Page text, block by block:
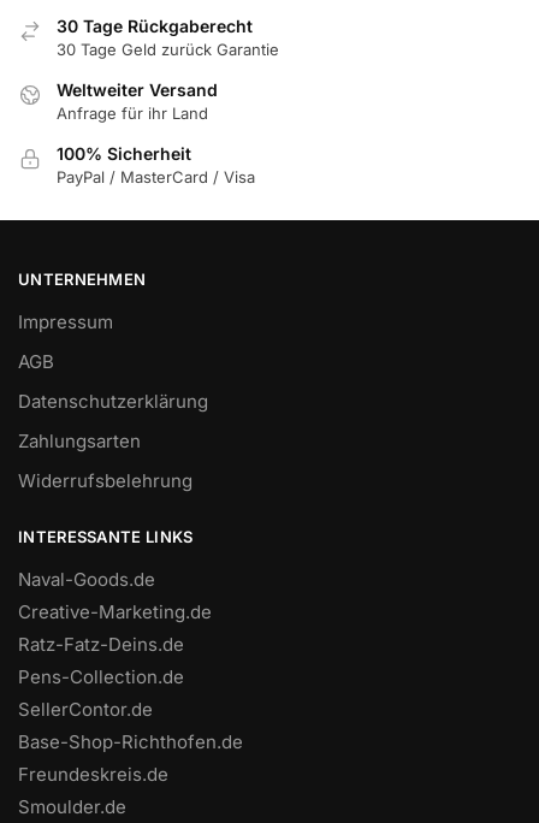
30 Tage Rückgaberecht
30 Tage Geld zurück Garantie
Weltweiter Versand
Anfrage für ihr Land
100% Sicherheit
PayPal / MasterCard / Visa
UNTERNEHMEN
Impressum
AGB
Datenschutzerklärung
Zahlungsarten
Widerrufsbelehrung
INTERESSANTE LINKS
Naval-Goods.de
Creative-Marketing.de
Ratz-Fatz-Deins.de
Pens-Collection.de
SellerContor.de
Base-Shop-Richthofen.de
Freundeskreis.de
Smoulder.de